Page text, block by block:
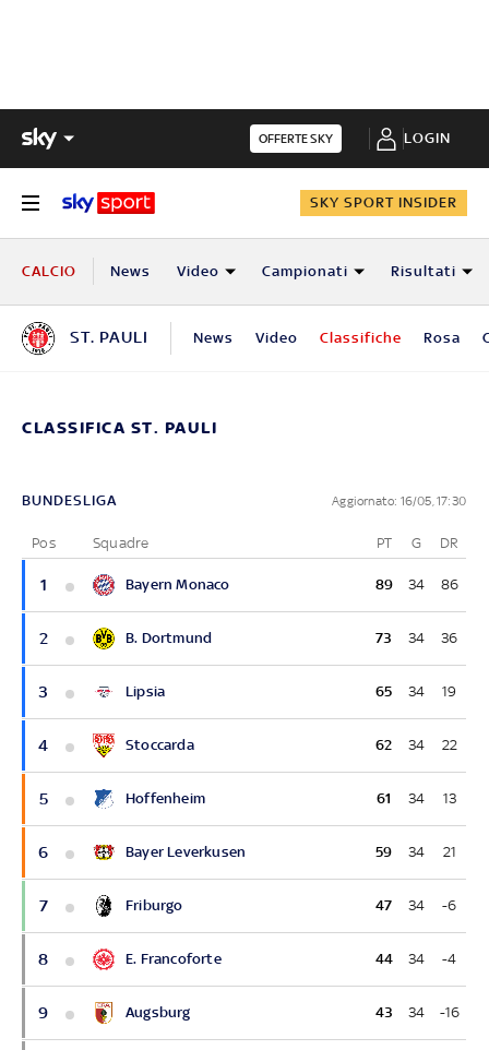
OFFERTE SKY LOGIN
SKY SPORT INSIDER
CALCIO News Video Campionati Risultati
ST. PAULI News Video Classifiche Rosa
CLASSIFICA ST. PAULI
BUNDESLIGA Aggiornato: 16/05, 17:30
Pos Squadre PT G DR
1 Bayern Monaco 89 34 86
2 B. Dortmund 73 34 36
3 Lipsia 65 34 19
4 Stoccarda 62 34 22
5 Hoffenheim 61 34 13
6 Bayer Leverkusen 59 34 21
7 Friburgo 47 34 -6
8 E. Francoforte 44 34 -4
9 Augsburg 43 34 -16